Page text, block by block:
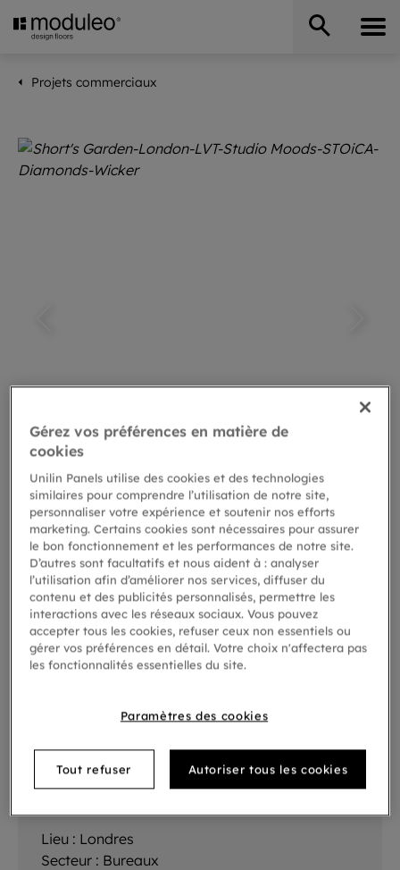
Projets commerciaux
Un sol de caractère à un
prix raisonnable
espace de travail contemporain se dote d’un sol
audacieusement graphique grâce à notre collection
de vinyle modulaire Moods.
Lieu : Londres
Secteur : Bureaux
Gérez vos préférences en matière de
cookies
Unilin Panels utilise des cookies et des technologies
similaires pour comprendre l’utilisation de notre site,
personnaliser votre expérience et soutenir nos efforts
marketing. Certains cookies sont nécessaires pour assurer
le bon fonctionnement et les performances de notre site.
D’autres sont facultatifs et nous aident à : analyser
l’utilisation afin d’améliorer nos services, diffuser du
contenu et des publicités personnalisés, permettre les
interactions avec les réseaux sociaux. Vous pouvez
accepter tous les cookies, refuser ceux non essentiels ou
gérer vos préférences en détail. Votre choix n'affectera pas
les fonctionnalités essentielles du site.
Paramètres des cookies
Tout refuser Autoriser tous les cookies